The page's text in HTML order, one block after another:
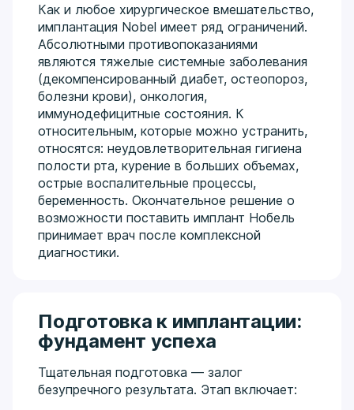
Как и любое хирургическое вмешательство,
имплантация Nobel имеет ряд ограничений.
Абсолютными противопоказаниями
являются тяжелые системные заболевания
(декомпенсированный диабет, остеопороз,
болезни крови), онкология,
иммунодефицитные состояния. К
относительным, которые можно устранить,
относятся: неудовлетворительная гигиена
полости рта, курение в больших объемах,
острые воспалительные процессы,
беременность. Окончательное решение о
возможности поставить имплант Нобель
принимает врач после комплексной
диагностики.
Подготовка к имплантации:
фундамент успеха
Тщательная подготовка — залог
безупречного результата. Этап включает: